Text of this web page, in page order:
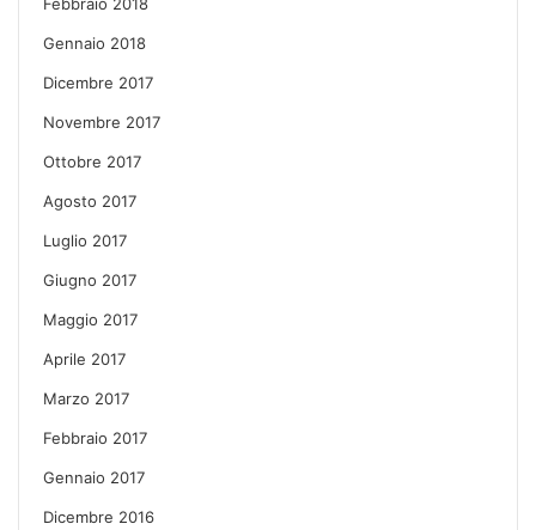
Gennaio 2018
Dicembre 2017
Novembre 2017
Ottobre 2017
Agosto 2017
Luglio 2017
Giugno 2017
Maggio 2017
Aprile 2017
Marzo 2017
Febbraio 2017
Gennaio 2017
Dicembre 2016